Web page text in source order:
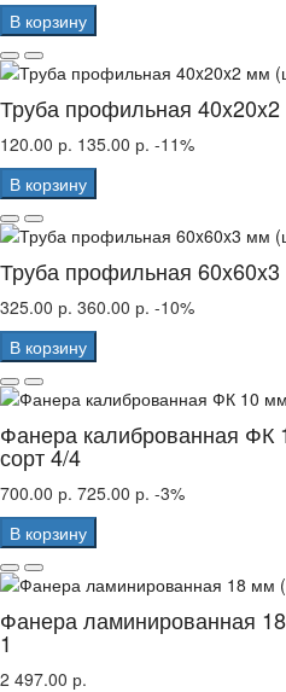
В корзину
Труба профильная
120.00 р. 135.00 р. -11%
В корзину
Труба профильная
325.00 р. 360.00 р. -10%
В корзину
Фанера калиброванная
сорт 4/4
700.00 р. 725.00 р. -3%
В корзину
Фанера ламинированная
1
2 497.00 р.